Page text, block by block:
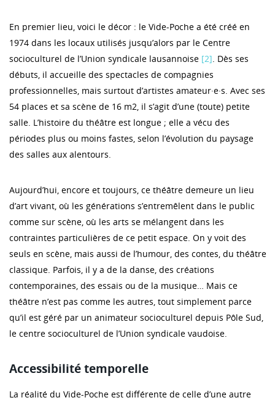
En premier lieu, voici le décor : le Vide-Poche a été créé en
1974 dans les locaux utilisés jusqu’alors par le Centre
socioculturel de l’Union syndicale lausannoise [2]. Dès ses
débuts, il accueille des spectacles de compagnies
professionnelles, mais surtout d’artistes amateur·e·s. Avec ses
54 places et sa scène de 16 m2, il s’agit d’une (toute) petite
salle. L’histoire du théâtre est longue ; elle a vécu des
périodes plus ou moins fastes, selon l’évolution du paysage
des salles aux alentours.
Aujourd’hui, encore et toujours, ce théâtre demeure un lieu
d’art vivant, où les générations s’entremêlent dans le public
comme sur scène, où les arts se mélangent dans les
contraintes particulières de ce petit espace. On y voit des
seuls en scène, mais aussi de l’humour, des contes, du théâtre
classique. Parfois, il y a de la danse, des créations
contemporaines, des essais ou de la musique… Mais ce
théâtre n’est pas comme les autres, tout simplement parce
qu’il est géré par un animateur socioculturel depuis Pôle Sud,
le centre socioculturel de l’Union syndicale vaudoise.
Accessibilité temporelle
La réalité du Vide-Poche est différente de celle d’une autre